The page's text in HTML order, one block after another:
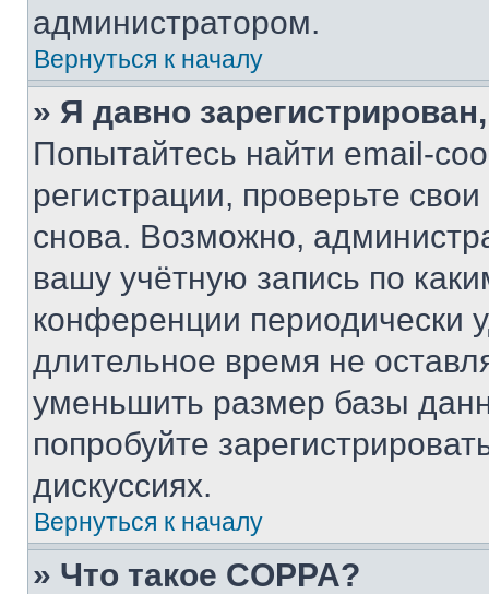
администратором.
Вернуться к началу
» Я давно
Попытайтесь найти email-
регистрации, проверьте
снова. Возможно,
вашу учётную запись по
конференции периодически
длительное время не
уменьшить размер базы
попробуйте
дискуссиях.
Вернуться к началу
» Что такое COPPA?